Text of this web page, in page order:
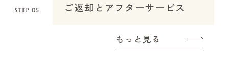
ご返却とアフターサービス
もっと見る